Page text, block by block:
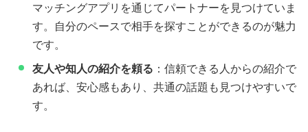
マッチングアプリを通じてパートナーを見つけていま
す。自分のペースで相手を探すことができるのが魅力
です。
友人や知人の紹介を頼る ：信頼できる人からの紹介で
あれば、安心感もあり、共通の話題も見つけやすいで
す。